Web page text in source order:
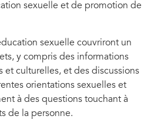
sexuelle et de promotion de
sexuelle couvriront un
y compris des informations
et culturelles, et des discussions
orientations sexuelles et
à des questions touchant à
de la personne.